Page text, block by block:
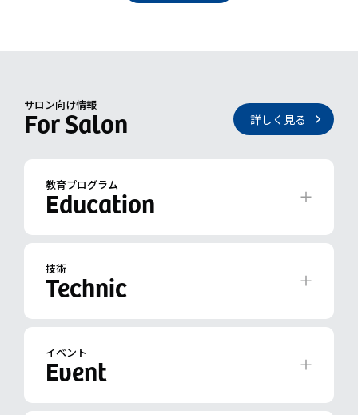
サロン向け情報
詳しく見る
教育プログラム
技術
イベント